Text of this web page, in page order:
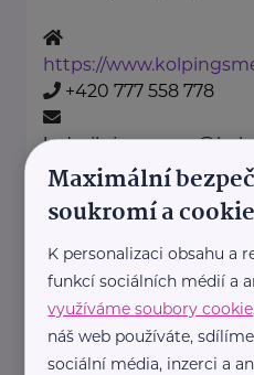
https://
+420 777 558 778
Ministerstvo práce a
Na Poříčním právu 1/376
https://www.mpsv.cz/
+420 950 191 111
posta@mpsv.cz
Maximální
soukromí a
K personalizaci obsahu a
funkcí sociálních médií a
využíváme soubory cookie
náš web používáte,
sociální média, inzerci a